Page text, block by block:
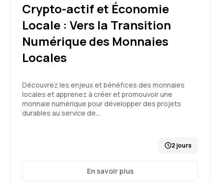
Crypto-actif et Économie
Locale : Vers la Transition
Numérique des Monnaies
Locales
Découvrez les enjeux et bénéfices des monnaies
locales et apprenez à créer et promouvoir une
monnaie numérique pour développer des projets
durables au service de…
2 jours
En savoir plus